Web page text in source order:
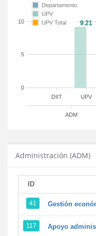
DIIT UPV
ADM
0
5
10
Departamento
UPV
UPV Total
Administración (ADM)
ID
41 Gestión
117 Apoyo